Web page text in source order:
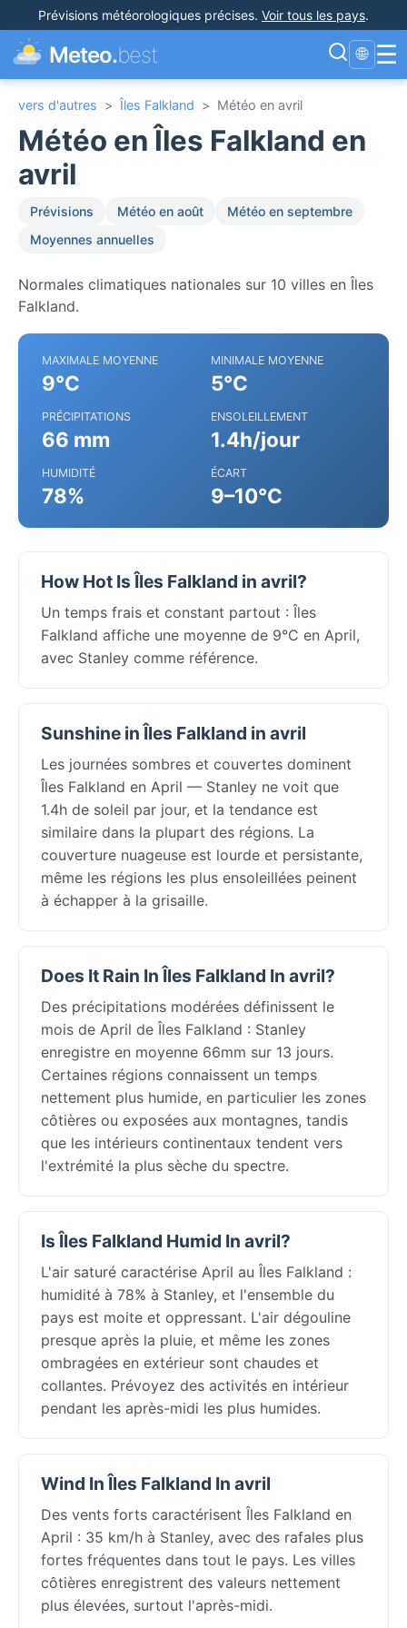
Prévisions météorologiques précises. Voir tous les pays.
Meteo.best 🌐 ☰
vers d'autres > Îles Falkland > Météo en avril
Météo en Îles Falkland en
avril
Prévisions Météo en août
Météo en septembre
Moyennes annuelles
Normales climatiques nationales sur 10 villes en Îles
Falkland.
MAXIMALE MOYENNE
9°C
MINIMALE MOYENNE
5°C
PRÉCIPITATIONS
66 mm
ENSOLEILLEMENT
1.4h/jour
HUMIDITÉ
78%
ÉCART
9–10°C
How Hot Is Îles Falkland in avril?
Un temps frais et constant partout : Îles
Falkland affiche une moyenne de 9°C en April,
avec Stanley comme référence.
Sunshine in Îles Falkland in avril
Les journées sombres et couvertes dominent
Îles Falkland en April — Stanley ne voit que
1.4h de soleil par jour, et la tendance est
similaire dans la plupart des régions. La
couverture nuageuse est lourde et persistante,
même les régions les plus ensoleillées peinent
à échapper à la grisaille.
Does It Rain In Îles Falkland In avril?
Des précipitations modérées définissent le
mois de April de Îles Falkland : Stanley
enregistre en moyenne 66mm sur 13 jours.
Certaines régions connaissent un temps
nettement plus humide, en particulier les zones
côtières ou exposées aux montagnes, tandis
que les intérieurs continentaux tendent vers
l'extrémité la plus sèche du spectre.
Is Îles Falkland Humid In avril?
L'air saturé caractérise April au Îles Falkland :
humidité à 78% à Stanley, et l'ensemble du
pays est moite et oppressant. L'air dégouline
presque après la pluie, et même les zones
ombragées en extérieur sont chaudes et
collantes. Prévoyez des activités en intérieur
pendant les après-midi les plus humides.
Wind In Îles Falkland In avril
Des vents forts caractérisent Îles Falkland en
April : 35 km/h à Stanley, avec des rafales plus
fortes fréquentes dans tout le pays. Les villes
côtières enregistrent des valeurs nettement
plus élevées, surtout l'après-midi.